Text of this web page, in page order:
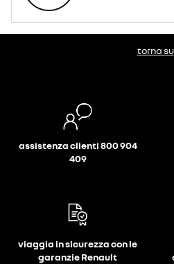
torna su
assistenza clienti 800 904
409
viaggia in sicurezza con le
garanzie Renault